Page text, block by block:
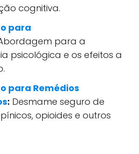
cognitiva.
para
para a
psicológica e os efeitos a
para Remédios
: Desmame seguro de
opioides e outros